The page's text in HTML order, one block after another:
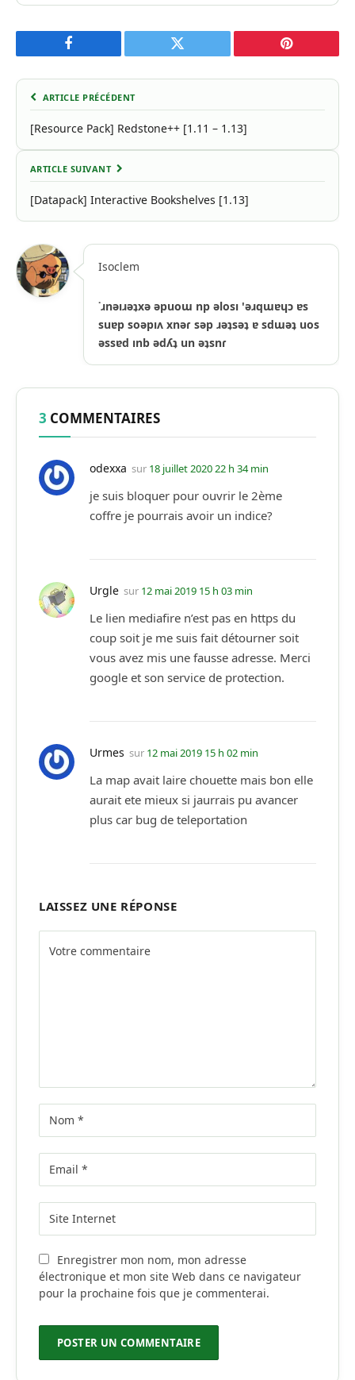
Facebook Twitter Pinterest
ARTICLE PRÉCÉDENT
[Resource Pack] Redstone++ [1.11 – 1.13]
ARTICLE SUIVANT
[Datapack] Interactive Bookshelves [1.13]
Isoclem
˙ɹnǝıɹǝʇxǝ ǝpuoɯ np ǝlosı 'ǝɹqɯɐɥɔ ɐs
suɐp soǝpıʌ xnǝɾ sǝp ɹǝʇsǝʇ ɐ sdɯǝʇ uos
ǝssɐd ınb ǝdʎʇ un ǝʇsnɾ
3 COMMENTAIRES
odexxa sur 18 juillet 2020 22 h 34 min
je suis bloquer pour ouvrir le 2ème
coffre je pourrais avoir un indice?
Urgle sur 12 mai 2019 15 h 03 min
Le lien mediafire n’est pas en https du
coup soit je me suis fait détourner soit
vous avez mis une fausse adresse. Merci
google et son service de protection.
Urmes sur 12 mai 2019 15 h 02 min
La map avait laire chouette mais bon elle
aurait ete mieux si jaurrais pu avancer
plus car bug de teleportation
LAISSEZ UNE RÉPONSE
Enregistrer mon nom, mon adresse
électronique et mon site Web dans ce navigateur
pour la prochaine fois que je commenterai.